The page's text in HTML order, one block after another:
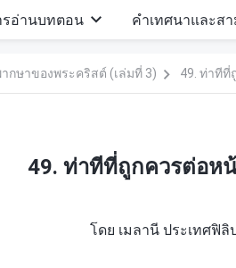
รอ่านบทตอน คำเทศนาและส
ษาของพระคริสต์ (เล่มที่ 3) 49. ท่าที
49. ท่าทีที่ถูกควรต่อห
โดย เมลานี ประเทศฟิ